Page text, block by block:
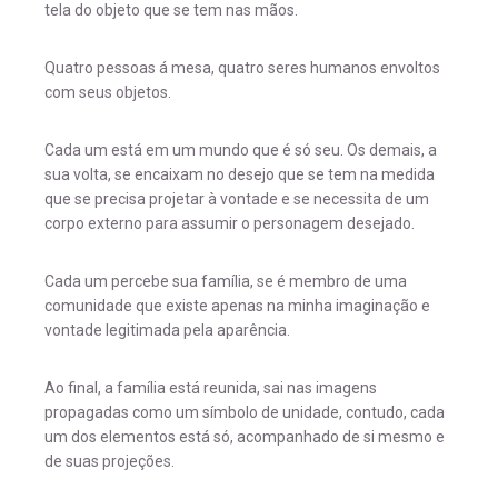
tela do objeto que se tem nas mãos.
Quatro pessoas á mesa, quatro seres humanos envoltos
com seus objetos.
Cada um está em um mundo que é só seu. Os demais, a
sua volta, se encaixam no desejo que se tem na medida
que se precisa projetar à vontade e se necessita de um
corpo externo para assumir o personagem desejado.
Cada um percebe sua família, se é membro de uma
comunidade que existe apenas na minha imaginação e
vontade legitimada pela aparência.
Ao final, a família está reunida, sai nas imagens
propagadas como um símbolo de unidade, contudo, cada
um dos elementos está só, acompanhado de si mesmo e
de suas projeções.